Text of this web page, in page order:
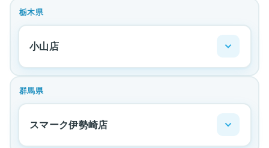
栃木県
小山店
群馬県
スマーク伊勢崎店